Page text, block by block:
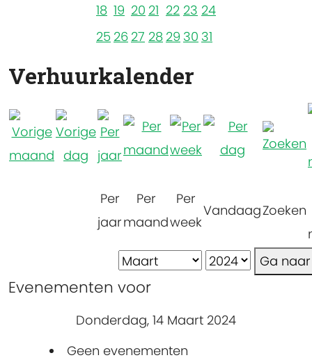
18 19 20 21 22 23 24
25 26 27 28 29 30 31
Verhuurkalender
Per
jaar
Per
maand
Per
week
VandaagZoeken
Ga
Evenementen voor
Donderdag, 14 Maart 2024
Geen evenementen